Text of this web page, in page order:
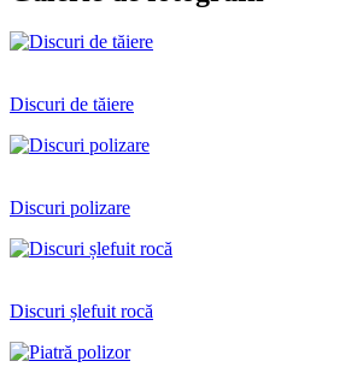
Discuri de tăiere
Discuri polizare
Discuri șlefuit rocă